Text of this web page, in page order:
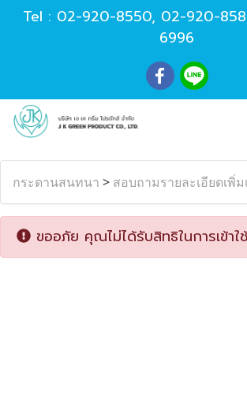
Tel : 02-920-8550, 02-920-
6996
กระดานสนทนา > สอบถามรายละเอียดเพิ่ม
ขออภัย คุณไม่ได้รับสิทธิในการเข้า